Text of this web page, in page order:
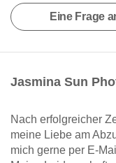
Eine Frage
Jasmina Sun
Nach erfolgreicher
meine Liebe am
mich gerne per E-